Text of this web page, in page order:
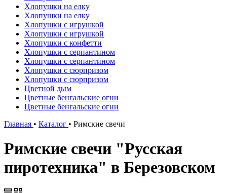
Хлопушки на елку
Хлопушки на елку
Хлопушки с игрушкой
Хлопушки с игрушкой
Хлопушки с конфетти
Хлопушки с серпантином
Хлопушки с серпантином
Хлопушки с сюрпризом
Хлопушки с сюрпризом
Цветной дым
Цветные бенгальские огни
Цветные бенгальские огни
Главная • Каталог • Римские свечи
Римские свечи "Русская
пиротехника" в Березовском